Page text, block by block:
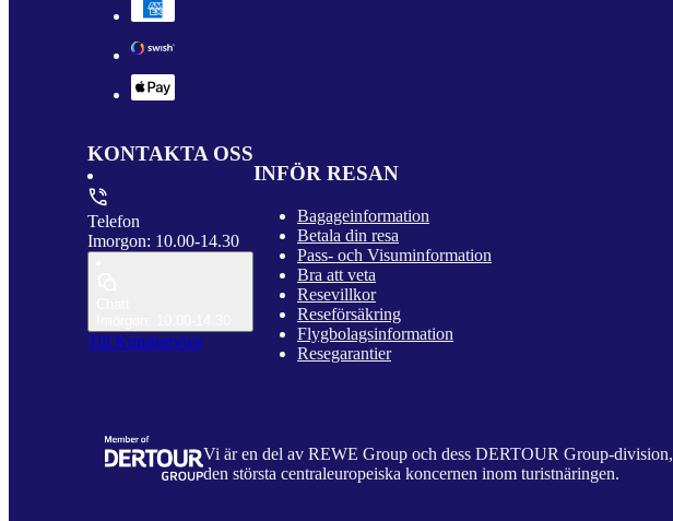
KONTAKTA OSS
Telefon
Imorgon: 10.00-14.30
Till Kundservice
INFÖR RESAN
Bagageinformation
Betala din resa
Pass- och Visuminformation
Bra att veta
Resevillkor
Reseförsäkring
Flygbolagsinformation
Resegarantier
Vi är en del av REWE Group och dess DERTOUR Group-division,
den största centraleuropeiska koncernen inom turistnäringen.